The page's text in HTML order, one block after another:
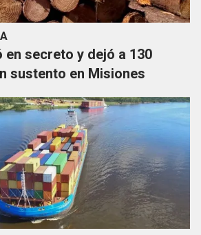
secreto y dejó a 130
sustento en Misiones